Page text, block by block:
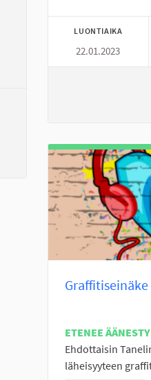
LUONTIAIKA
22.01.2023
ETENEE
Ehdottaisin
läheisyyteen